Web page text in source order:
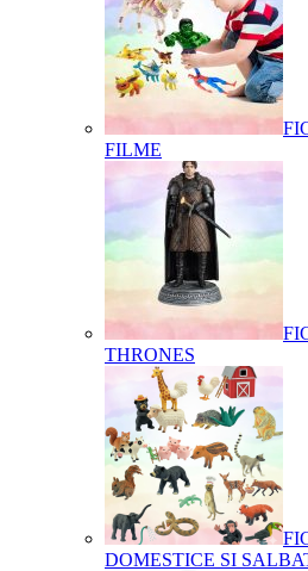
FILME
THRONES
DOMESTICE SI